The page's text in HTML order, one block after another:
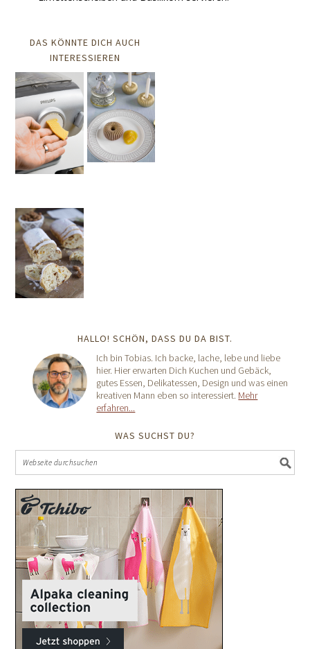
DAS KÖNNTE DICH AUCH
INTERESSIEREN
HALLO! SCHÖN, DASS DU DA BIST.
Ich bin Tobias. Ich backe, lache, lebe und liebe
hier. Hier erwarten Dich Kuchen und Gebäck,
gutes Essen, Delikatessen, Design und was einen
kreativen Mann eben so interessiert. Mehr
erfahren...
WAS SUCHST DU?